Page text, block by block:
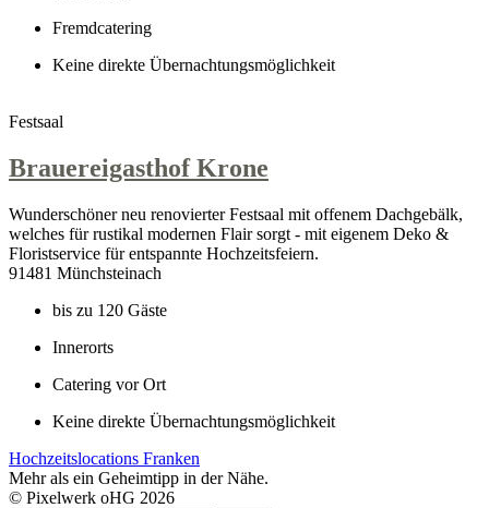
Fremdcatering
Keine direkte Übernachtungsmöglichkeit
Festsaal
Brauereigasthof Krone
Wunderschöner neu renovierter Festsaal mit offenem Dachgebälk,
welches für rustikal modernen Flair sorgt - mit eigenem Deko &
Floristservice für entspannte Hochzeitsfeiern.
91481 Münchsteinach
bis zu 120 Gäste
Innerorts
Catering vor Ort
Keine direkte Übernachtungsmöglichkeit
Hochzeitslocations Franken
Mehr als ein Geheimtipp in der Nähe.
© Pixelwerk oHG 2026